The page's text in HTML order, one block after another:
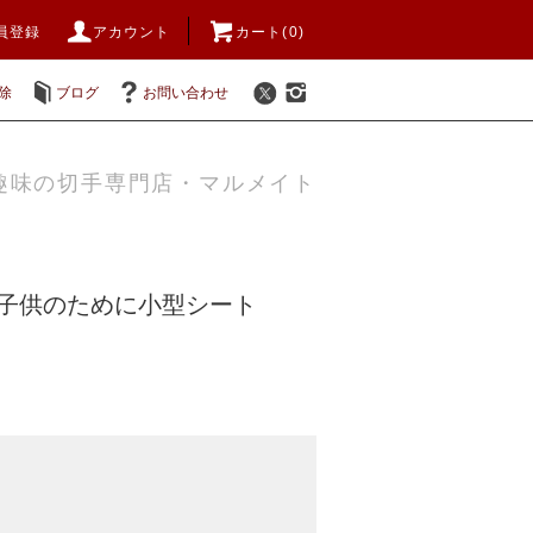
登録 アカウント カート(0)
ブログ お問い合わせ
味の切手専門店・マルメイト
供のために小型シート